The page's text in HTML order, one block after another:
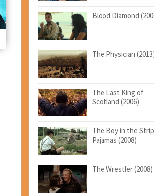
Blood Diamond
The Physician (2013)
The Last King of
Scotland (2006)
The Boy in the
Pajamas (2008)
The Wrestler (2008)